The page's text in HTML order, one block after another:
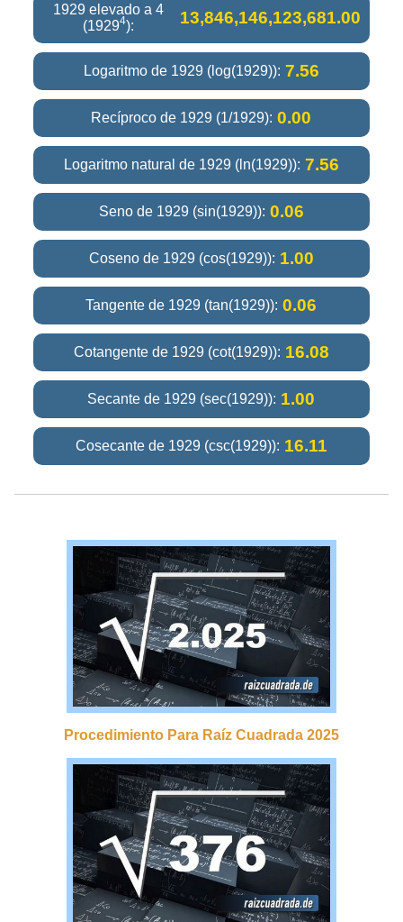
1929 elevado a 4
(19294): 13,846,146,123,681.00
Logaritmo de 1929 (log(1929)): 7.56
Recíproco de 1929 (1/1929): 0.00
Logaritmo natural de 1929 (ln(1929)): 7.56
Seno de 1929 (sin(1929)): 0.06
Coseno de 1929 (cos(1929)): 1.00
Tangente de 1929 (tan(1929)): 0.06
Cotangente de 1929 (cot(1929)): 16.08
Secante de 1929 (sec(1929)): 1.00
Cosecante de 1929 (csc(1929)): 16.11
Procedimiento Para Raíz Cuadrada 2025